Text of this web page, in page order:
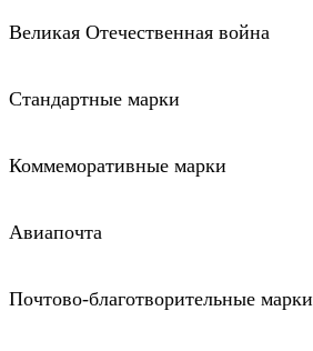
Великая Отечественная война
Стандартные марки
Коммеморативные марки
Авиапочта
Почтово-благотворительные марки